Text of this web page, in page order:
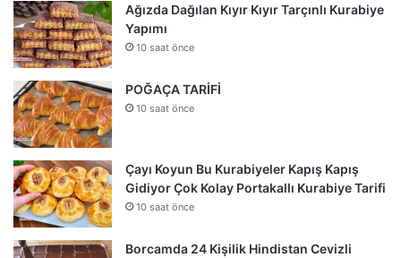
Ağızda Dağılan Kıyır Kıyır Tarçınlı Kurabiye
Yapımı
10 saat önce
POĞAÇA TARİFİ
10 saat önce
Çayı Koyun Bu Kurabiyeler Kapış Kapış
Gidiyor Çok Kolay Portakallı Kurabiye Tarifi
10 saat önce
Borcamda 24 Kişilik Hindistan Cevizli